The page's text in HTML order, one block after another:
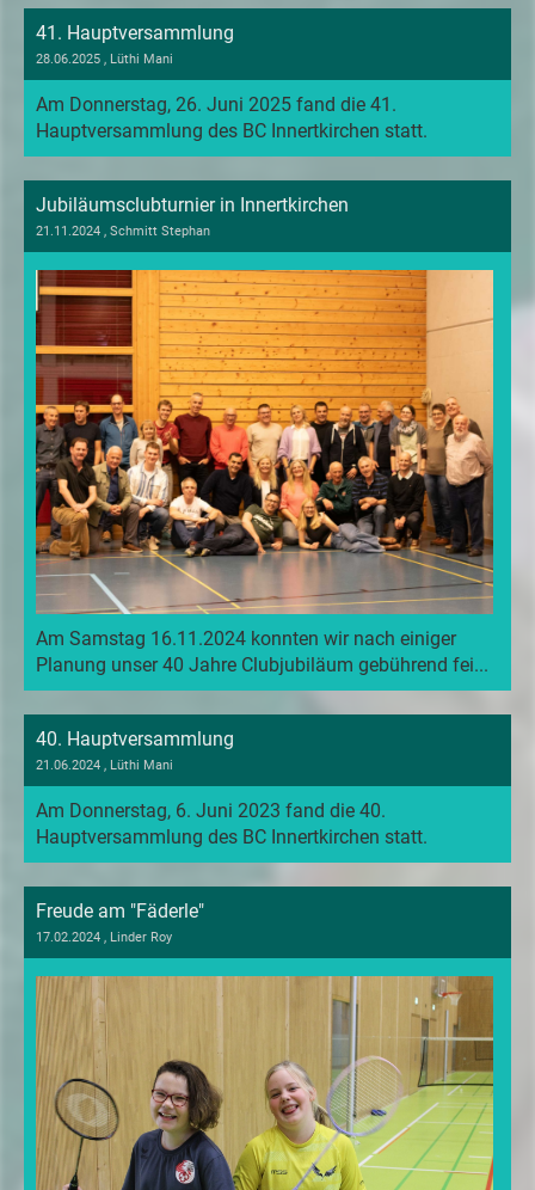
41. Hauptversammlung
28.06.2025 , Lüthi Mani
Am Donnerstag, 26. Juni 2025 fand die 41.
Hauptversammlung des BC Innertkirchen statt.
Jubiläumsclubturnier in Innertkirchen
21.11.2024 , Schmitt Stephan
Am Samstag 16.11.2024 konnten wir nach einiger
Planung unser 40 Jahre Clubjubiläum gebührend fei...
40. Hauptversammlung
21.06.2024 , Lüthi Mani
Am Donnerstag, 6. Juni 2023 fand die 40.
Hauptversammlung des BC Innertkirchen statt.
Freude am "Fäderle"
17.02.2024 , Linder Roy